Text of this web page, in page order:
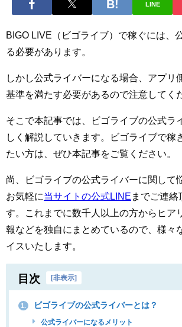
LINE
BIGO LIVE（ビゴライブ）で稼ぐには、
る必要があります。
しかし公式ライバーになる場合、アプリ
基準を満たす必要があるので注意してく
そこで本記事では、ビゴライブの公式ラ
しく解説していきます。ビゴライブで稼
たい方は、ぜひ本記事をご覧ください。
尚、ビゴライブの公式ライバーに関して
お気軽に当サイトの公式LINE までご連
す。これまでに数千人以上の方からヒア
報などを独自にまとめているので、様々
イスいたします。
目次 [非表示]
1. ビゴライブの公式ライバーとは？
公式ライバーになるメリット